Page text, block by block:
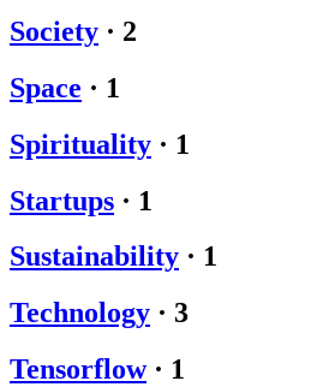
Society · 2
Space · 1
Spirituality · 1
Startups · 1
Sustainability · 1
Technology · 3
Tensorflow · 1